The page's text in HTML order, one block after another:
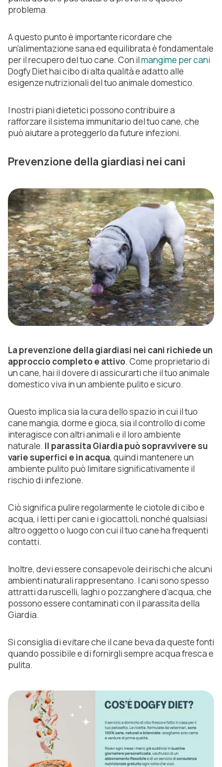
problema.
A questo punto è importante ricordare che
un'alimentazione sana ed equilibrata è fondamentale
per il recupero del tuo cane. Con ilmangime per cani
Dogfy Diet hai cibo di alta qualità e adatto alle
esigenze nutrizionali del tuo animale domestico.
I nostri piani dietetici possono contribuire a
rafforzare il sistema immunitario del tuo cane, che
può aiutare a proteggerlo da future infezioni.
Prevenzione della giardiasi nei cani
La prevenzione della giardiasi nei cani richiede un
approccio completo e attivo. Come proprietario di
un cane, hai il dovere di assicurarti che il tuo animale
domestico viva in un ambiente pulito e sicuro.
Questo implica sia la cura dello spazio in cui il tuo
cane mangia, dorme e gioca, sia il controllo di come
interagisce con altri animali e il loro ambiente
naturale. Il parassita Giardia può sopravvivere su
varie superfici e in acqua, quindi mantenere un
ambiente pulito può limitare significativamente il
rischio di infezione.
Ciò significa pulire regolarmente le ciotole di cibo e
acqua, i letti per cani e i giocattoli, nonché qualsiasi
altro oggetto o luogo con cui il tuo cane ha frequenti
contatti.
Inoltre, devi essere consapevole dei rischi che alcuni
ambienti naturali rappresentano. I cani sono spesso
attratti da ruscelli, laghi o pozzanghere d'acqua, che
possono essere contaminati con il parassita della
Giardia.
Si consiglia di evitare che il cane beva da queste fonti
quando possibile e di fornirgli sempre acqua fresca e
pulita.